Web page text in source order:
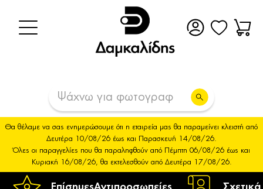
ΕπίσημεςΑντιπροσωπείες
Θα θέλαμε να σας ενημερώσουμε ότι η εταιρεία μας θα παραμείνει κλειστή από
Δευτέρα 10/08/26 έως και Παρασκευή 14/08/26.
Όλες οι παραγγελίες που θα παραληφθούν από Πέμπτη 06/08/26 έως και
Κυριακή 16/08/26, θα εκτελεσθούν από Δευτέρα 17/08/26.